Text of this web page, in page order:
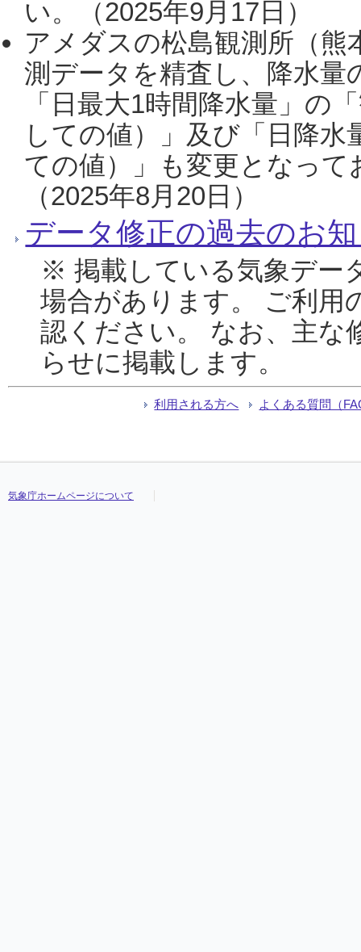
い。（2025年9月17日）
アメダスの松島観測所（熊
測データを精査し、降水
「日最大1時間降水量」の
しての値）」及び「日降
ての値）」も変更となっ
（2025年8月20日）
データ修正の過去のお
※ 掲載している気象デー
場合があります。 ご利用
認ください。 なお、主な
らせに掲載します。
利用される方へ よくある質問（
気象庁ホームページについて